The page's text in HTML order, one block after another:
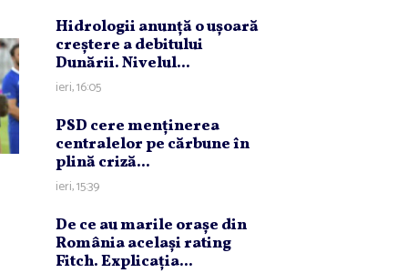
Hidrologii anunţă o uşoară
creştere a debitului
Dunării. Nivelul...
ieri, 16:05
PSD cere menţinerea
centralelor pe cărbune în
plină criză...
ieri, 15:39
De ce au marile oraşe din
România acelaşi rating
Fitch. Explicaţia...